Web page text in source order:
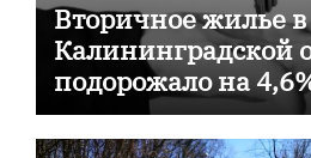
Вторичное жилье в
Калининградской
подорожало на